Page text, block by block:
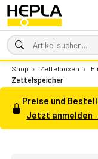
Shop › Zettelboxen ›
Zettelspeicher
Preise und
Jetzt anmelden